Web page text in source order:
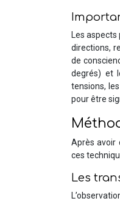
Les
directions,
de
degrés) et
tensions,
pour être
Après avoir
ces
Les